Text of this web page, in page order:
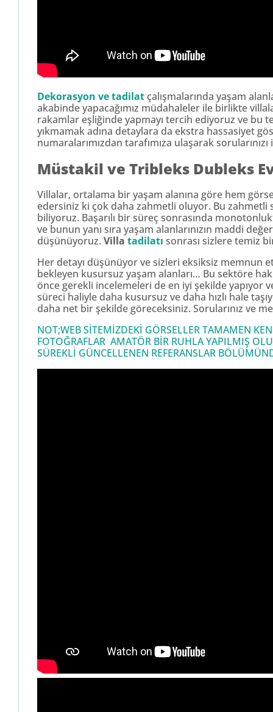
Dekorasyon ve tadilat çalışmalarında yaşam
akabinde yapacağımız müdahaleler ile birlikte
rakamlar eşliğinde yapmayı tercih ediyoruz ve
yıkmamak adına detaylara da ekstra hassasiyet
numaralarımızdan tarafımıza ulaşarak
Müstakil ve Tribleks Dubleks
Villalar, ortalama bir yaşam alanına göre hem
edersiniz ki çok daha zahmetli oluyor. Bu zahmetli
biliyoruz. Başarılı bir süreç sonrasında
ve bunun yanı sıra yaşam alanlarınızın maddi
düşünüyoruz. Villa tadilatı sonrası sizlere temiz
Her detayı düşünüyor ve sizleri eksiksiz memnun
bekleyen kusursuz yaşam alanları… Bu sektöre
önce gerekli incelemeleri de en iyi şekilde
süreci haliyle daha kusursuz ve daha hızlı hale
daha net bir şekilde göreceksiniz. Sorularınız ve
NOT;WEB SİTEMİZDEKİ GÖRSELLER TAMAMEN
FOTOĞRAFLAR AMATÖR BİR RUHLA YAPILMIŞ
SÜREKLİ GÜNCELLENEN REFERANSLAR